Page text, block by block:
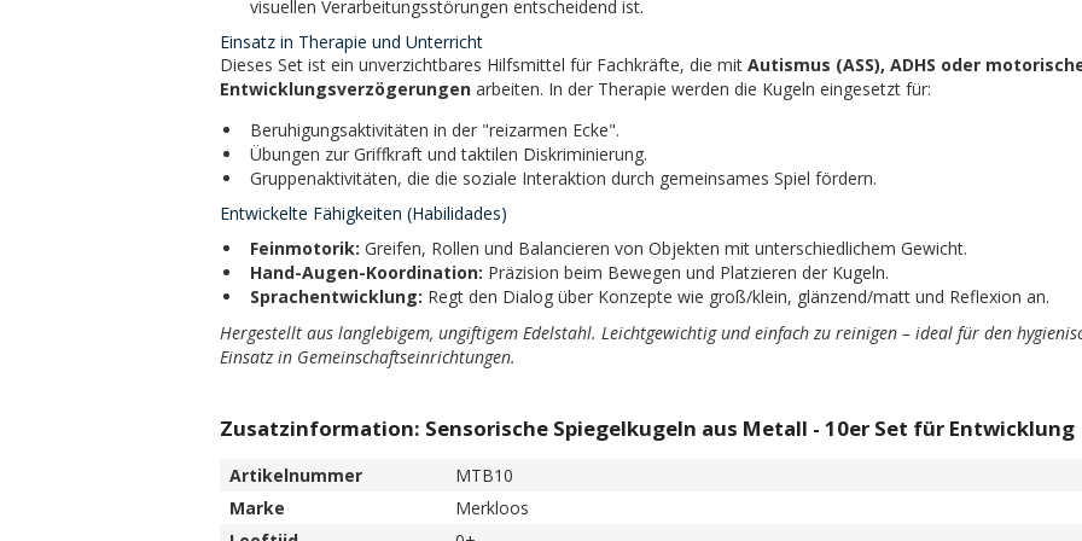
visuellen Verarbeitungsstörungen entscheidend ist.
Einsatz in Therapie und Unterricht
Dieses Set ist ein unverzichtbares Hilfsmittel für Fachkräfte, die mit Autismus (ASS), ADHS oder
Entwicklungsverzögerungenarbeiten. In der Therapie werden die Kugeln eingesetzt für:
Beruhigungsaktivitäten in der "reizarmen Ecke".
Übungen zur Griffkraft und taktilen Diskriminierung.
Gruppenaktivitäten, die die soziale Interaktion durch gemeinsames Spiel fördern.
Entwickelte Fähigkeiten (Habilidades)
Feinmotorik: Greifen, Rollen und Balancieren von Objekten mit unterschiedlichem Gewicht.
Hand-Augen-Koordination: Präzision beim Bewegen und Platzieren der Kugeln.
Sprachentwicklung: Regt den Dialog über Konzepte wie groß/klein, glänzend/matt und Reflexion an.
Hergestellt aus langlebigem, ungiftigem Edelstahl. Leichtgewichtig und einfach zu reinigen – ideal für den
Einsatz in Gemeinschaftseinrichtungen.
Zusatzinformation: Sensorische Spiegelkugeln aus Metall - 10er Set für Entwicklung
Artikelnummer
MTB10
Marke
Merkloos